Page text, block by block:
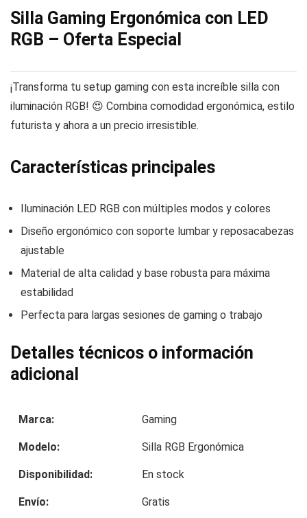
Silla Gaming Ergonómica con LED
RGB – Oferta Especial
¡Transforma tu setup gaming con esta increíble silla con
iluminación RGB! 😍 Combina comodidad ergonómica, estilo
futurista y ahora a un precio irresistible.
Características principales
Iluminación LED RGB con múltiples modos y colores
Diseño ergonómico con soporte lumbar y reposacabezas
ajustable
Material de alta calidad y base robusta para máxima
estabilidad
Perfecta para largas sesiones de gaming o trabajo
Detalles técnicos o información
adicional
Marca: Gaming
Modelo: Silla RGB Ergonómica
Disponibilidad: En stock
Envío: Gratis